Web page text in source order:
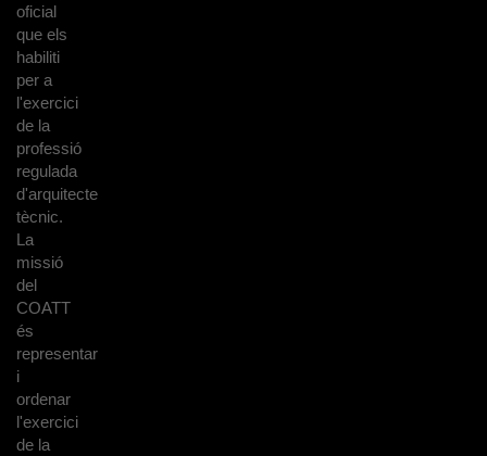
oficial
que els
habiliti
per a
l'exercici
de la
professió
regulada
d'arquitecte
tècnic.
La
missió
del
COATT
és
representar
i
ordenar
l'exercici
de la